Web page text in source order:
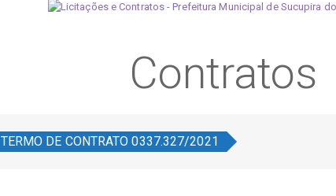
Contratos
TERMO DE CONTRATO 0337.327/2021